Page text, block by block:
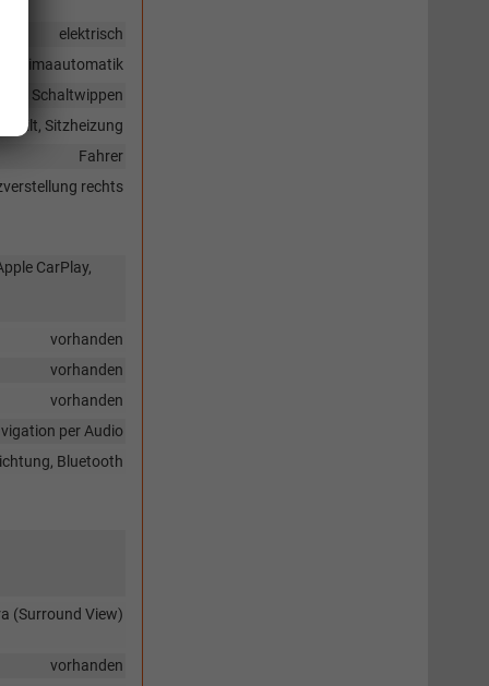
elektrisch
Klimaautomatik
mit Schaltwippen
Sitzheizung
Fahrer
rechts
CarPlay,
vorhanden
vorhanden
vorhanden
per Audio
Bluetooth
(Surround View)
vorhanden